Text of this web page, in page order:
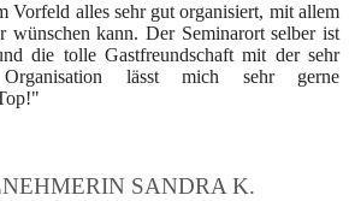
Vorfeld alles sehr gut organisiert, mit allem
wünschen kann. Der Seminarort selber ist
die tolle Gastfreundschaft mit der sehr
Organisation lässt mich sehr gerne
SANDRA K.